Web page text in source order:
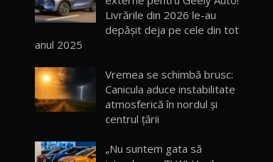
Livrările din 2026 le-au
depășit deja pe cele din tot
anul 2025
Vremea se schimbă brusc:
Canicula aduce instabilitate
atmosferică în nordul și
centrul țării
„Nu suntem gata să